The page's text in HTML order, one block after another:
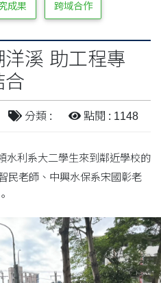
成果 跨域合作
溪 助工程專
合
分類 : 點閱 : 1148
水利系大二學生來到鄰近學校的
民老師、中興水保系宋國彰老